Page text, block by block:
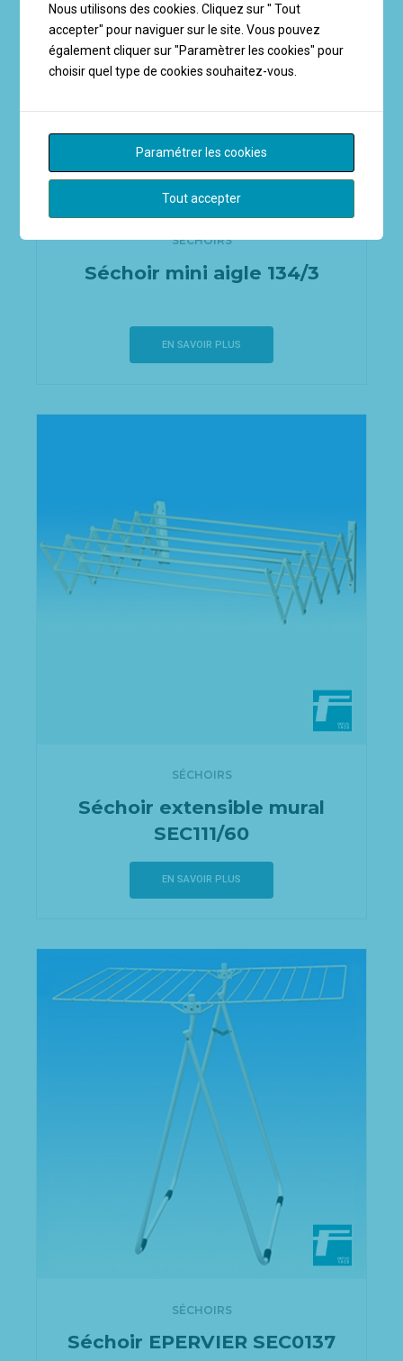
SÉCHOIRS
Séchoir mini aigle 134/3
EN SAVOIR PLUS
SÉCHOIRS
Séchoir extensible mural
SEC111/60
EN SAVOIR PLUS
SÉCHOIRS
Séchoir EPERVIER SEC0137
Nous utilisons des cookies. Cliquez sur " Tout
accepter" pour naviguer sur le site. Vous pouvez
également cliquer sur "Paramètrer les cookies" pour
choisir quel type de cookies souhaitez-vous.
Paramétrer les cookies
Tout accepter